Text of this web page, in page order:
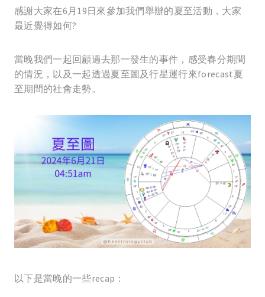
感謝大家在6月19日來參加我們舉辦的夏至活動，大家
最近覺得如何?
當晚我們一起回顧過去那一發生的事件，感受春分期間
的情況，以及一起透過夏至圖及行星運行來forecast夏
至期間的社會走勢。
以下是當晚的一些recap：